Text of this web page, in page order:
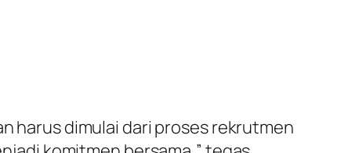
harus dimulai dari proses rekrutmen